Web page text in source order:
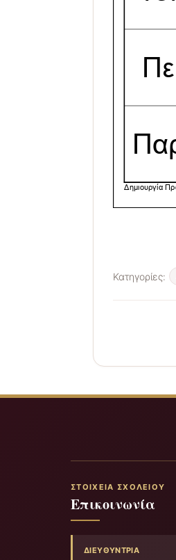
Κατηγορίες:
ΣΤΟΙΧΕΊΑ ΣΧΟΛΕΊΟΥ
Επικοινωνία
ΔΙΕΥΘΎΝΤΡΙΑ